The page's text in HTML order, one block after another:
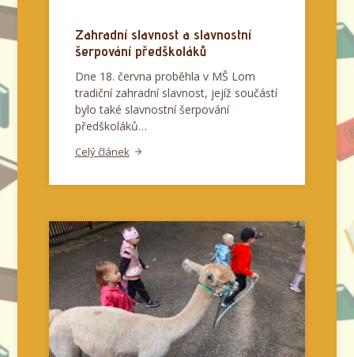
Zahradní slavnost a slavnostní
šerpování předškoláků
Dne 18. června proběhla v MŠ Lom
tradiční zahradní slavnost, jejíž součástí
bylo také slavnostní šerpování
předškoláků…
Celý článek